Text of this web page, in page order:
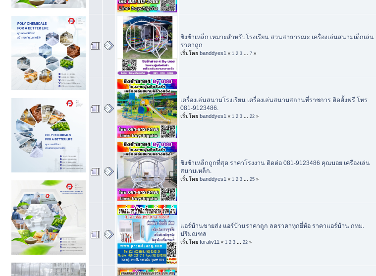
ชิงช้าเหล็ก เหมาะสำหรับโรงเรียน สวนสาธารณะ เครื่องเล่นสนามเด็กเล่น
ราคาถูก
เริ่มโดย banddyes1 « 1 2 3 7 »
เครื่องเล่นสนามโรงเรียน เครื่องเล่นสนามสถานที่ราชการ ติดตั้งฟรี โทร
081-9123486.
เริ่มโดย banddyes1 « 1 2 3 22 »
ชิงช้าเหล็กถูกที่สุด ราคาโรงงาน ติดต่อ 081-9123486 คุณบอย เครื่องเล่น
สนามเหล็ก.
เริ่มโดย banddyes1 « 1 2 3 25 »
แอร์บ้านขายส่ง แอร์บ้านราคาถูก ลดราคาทุกยี่ห้อ ราคาแอร์บ้าน กทม.
ปริมณฑล
เริ่มโดย foraliv11 « 1 2 3 22 »